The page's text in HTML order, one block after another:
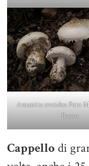
Amanita ovoidea Foto
Basso
Cappellodi